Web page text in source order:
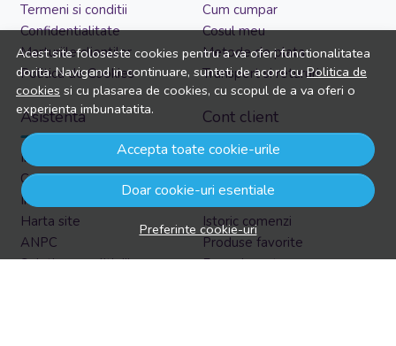
Acest site foloseste cookies pentru a va oferi functionalitatea
dorita. Navigand in continuare, sunteti de acord cuPolitica de
cookies si cu plasarea de cookies, cu scopul de a va oferi o
experienta imbunatatita.
Accepta toate cookie-urile
Doar cookie-uri esentiale
Preferinte cookie-uri
Termeni si conditii
Confidentialitate
Marturiile clientilor
Politica de Cookies
Cum cumpar
Cosul meu
Metode de plata
Transport si retururi
Asistenta
Informatii legale
Contacteaza-ne
Intrebari frecvente
Harta site
ANPC
Solutionarea litigiilor
Cont client
Contul meu
Inregistrare
Recuperare parola
Istoric comenzi
Produse favorite
Formular retur